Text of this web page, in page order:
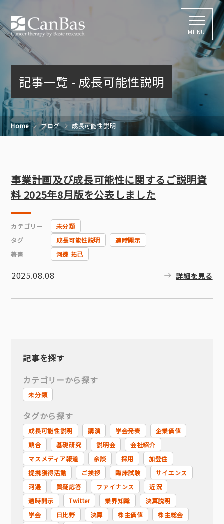
株式会社キャン
MENU
記事一覧 - 成長可能性説明
Home ブログ 成長可能性説明
事業計画及び成長可能性に関するご説明資
料 2025年8月版を公表しました
カテゴリー
未分類
タグ
成長可能性説明
適時開示
著書
河邊 拓己
2025.08.08 詳細を見る
記事を探す
カテゴリーから探す
未分類
タグから探す
成長可能性説明 講演 学会発表
企業価値
競合
基礎研究 説明会
会社紹介
マスメディア報道
余談 採用
加登住
提携獲得活動
ご挨拶 臨床試験
サイエンス
河邊
質疑応答 ファイナンス
近況
適時開示
Twitter 業界知識
決算説明
学会
日比野 決算 株主価値
株主総会